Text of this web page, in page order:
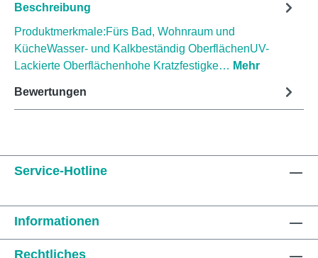
Beschreibung
Produktmerkmale:Fürs Bad, Wohnraum und
KücheWasser- und Kalkbeständig OberflächenUV-
Lackierte Oberflächenhohe Kratzfestigke… Mehr
Bewertungen
Service-Hotline
Informationen
Rechtliches